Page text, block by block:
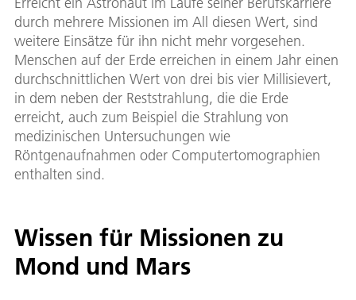
durch mehrere Missionen im All diesen Wert, sind
weitere Einsätze für ihn nicht mehr vorgesehen.
Menschen auf der Erde erreichen in einem Jahr einen
durchschnittlichen Wert von drei bis vier Millisievert,
in dem neben der Reststrahlung, die die Erde
erreicht, auch zum Beispiel die Strahlung von
medizinischen Untersuchungen wie
Röntgenaufnahmen oder Computertomographien
enthalten sind.
Wissen für Missionen zu
Mond und Mars